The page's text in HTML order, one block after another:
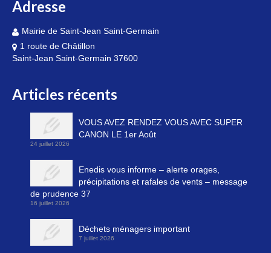
Adresse
Mairie de Saint-Jean Saint-Germain
1 route de Châtillon
Saint-Jean Saint-Germain 37600
Articles récents
VOUS AVEZ RENDEZ VOUS AVEC SUPER
CANON LE 1er Août
24 juillet 2026
Enedis vous informe – alerte orages,
précipitations et rafales de vents – message
de prudence 37
16 juillet 2026
Déchets ménagers important
7 juillet 2026